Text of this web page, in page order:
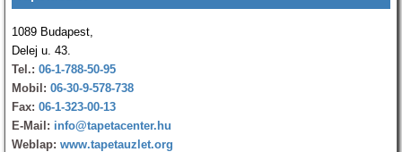
1089 Budapest,
Delej u. 43.
Tel.: 06-1-788-50-95
Mobil: 06-30-9-578-738
Fax: 06-1-323-00-13
E-Mail: info@tapetacenter.hu
Weblap: www.tapetauzlet.org